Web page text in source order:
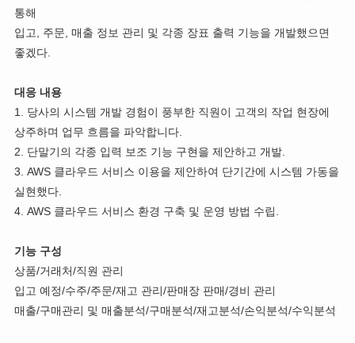
통해
입고, 주문, 매출 정보 관리 및 각종 장표 출력 기능을 개발했으면
좋겠다.
대응 내용
1. 당사의 시스템 개발 경험이 풍부한 직원이 고객의 작업 현장에
상주하며 업무 흐름을 파악합니다.
2. 단말기의 각종 입력 보조 기능 구현을 제안하고 개발.
3. AWS 클라우드 서비스 이용을 제안하여 단기간에 시스템 가동을
실현했다.
4. AWS 클라우드 서비스 환경 구축 및 운영 방법 수립.
기능 구성
상품/거래처/직원 관리
입고 예정/수주/주문/재고 관리/판매장 판매/경비 관리
매출/구매관리 및 매출분석/구매분석/재고분석/손익분석/수익분석